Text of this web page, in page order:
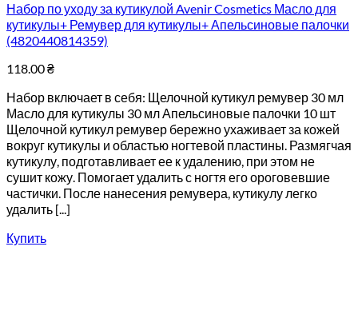
Набор по уходу за кутикулой Avenir Cosmetics Масло для
кутикулы+ Ремувер для кутикулы+ Апельсиновые палочки
(4820440814359)
118.00₴
Набор включает в себя: Щелочной кутикул ремувер 30 мл
Масло для кутикулы 30 мл Апельсиновые палочки 10 шт
Щелочной кутикул ремувер бережно ухаживает за кожей
вокруг кутикулы и областью ногтевой пластины. Размягчая
кутикулу, подготавливает ее к удалению, при этом не
сушит кожу. Помогает удалить с ногтя его ороговевшие
частички. После нанесения ремувера, кутикулу легко
удалить [...]
Купить